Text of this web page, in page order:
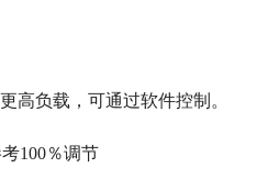
高负载，可通过软件控制。
100％调节